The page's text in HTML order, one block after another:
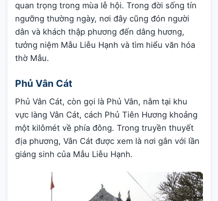
quan trọng trong mùa lễ hội. Trong đời sống tín
ngưỡng thường ngày, nơi đây cũng đón người
dân và khách thập phương đến dâng hương,
tưởng niệm Mẫu Liễu Hạnh và tìm hiểu văn hóa
thờ Mẫu.
Phủ Vân Cát
Phủ Vân Cát, còn gọi là Phủ Vân, nằm tại khu
vực làng Vân Cát, cách Phủ Tiên Hương khoảng
một kilômét về phía đông. Trong truyền thuyết
địa phương, Vân Cát được xem là nơi gắn với lần
giáng sinh của Mẫu Liễu Hạnh.